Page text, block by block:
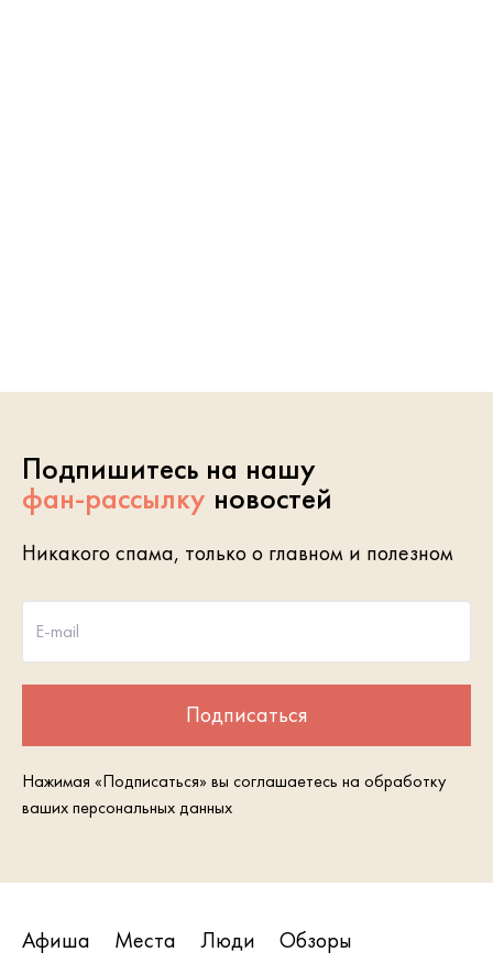
Подпишитесь на нашу
фан-рассылку новостей
Никакого спама, только о главном и полезном
E-mail
Подписаться
Нажимая «Подписаться» вы соглашаетесь на обработку
ваших персональных данных
Афиша Места Люди Обзоры